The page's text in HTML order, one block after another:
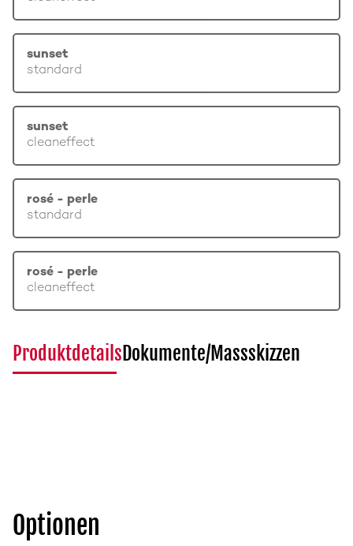
sunset
standard
sunset
cleaneffect
rosé - perle
standard
rosé - perle
cleaneffect
ProduktdetailsDokumente/Massskizzen
Optionen